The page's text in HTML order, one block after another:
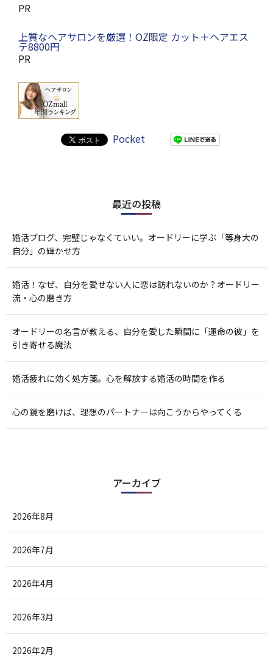
PR
上質なヘアサロンを厳選！OZ限定 カット＋ヘアエス
テ8800円
PR
Pocket
最近の投稿
婚活ブログ、完璧じゃなくていい。オードリーに学ぶ「等身大の
自分」の輝かせ方
婚活！なぜ、自分を愛せない人に恋は訪れないのか？オードリー
流・心の磨き方
オードリーの名言が教える、自分を愛した瞬間に「運命の彼」を
引き寄せる魔法
婚活疲れに効く処方箋。心を解放する婚活の時間を作る
心の鏡を磨けば、理想のパートナーは向こうからやってくる
アーカイブ
2026年8月
2026年7月
2026年4月
2026年3月
2026年2月